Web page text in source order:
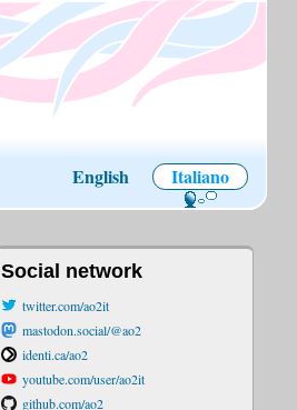
English Italiano
Social network
twitter.com/ao2it
mastodon.social/@ao2
identi.ca/ao2
youtube.com/user/ao2it
github.com/ao2